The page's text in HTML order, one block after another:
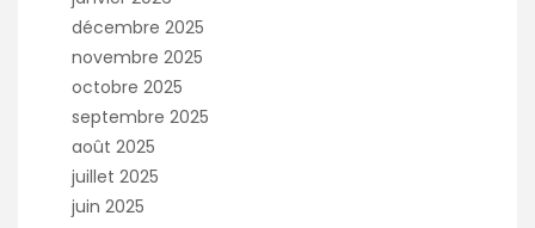
décembre 2025
novembre 2025
octobre 2025
septembre 2025
août 2025
juillet 2025
juin 2025